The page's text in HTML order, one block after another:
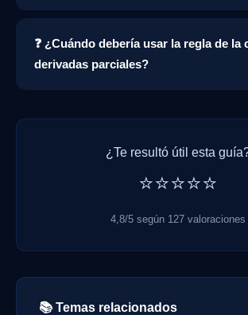
❓ ¿Cuándo debería usar la regla de la
derivadas parciales?
¿Te resultó útil esta
⭐⭐⭐⭐⭐
4,8/5 según 127 valoraciones
📚 Temas relacionados